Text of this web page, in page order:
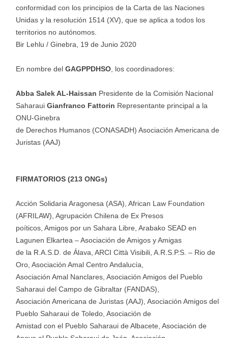
conformidad con los principios de la Carta de las Naciones
Unidas y la resolución 1514 (XV), que se aplica a todos los
territorios no autónomos.
Bir Lehlu / Ginebra, 19 de Junio 2020
En nombre del GAGPPDHSO , los coordinadores:
Abba Salek AL-Haissan Presidente de la Comisión Nacional
Saharaui Gianfranco Fattorin Representante principal a la
ONU-Ginebra
de Derechos Humanos (CONASADH) Asociación Americana de
Juristas (AAJ)
FIRMATORIOS (213 ONGs)
Acción Solidaria Aragonesa (ASA), African Law Foundation
(AFRILAW), Agrupación Chilena de Ex Presos
poíticos, Amigos por un Sahara Libre, Arabako SEAD en
Lagunen Elkartea – Asociación de Amigos y Amigas
de la R.A.S.D. de Álava, ARCI Città Visibili, A.R.S.P.S. – Rio de
Oro, Asociación Amal Centro Andalucía,
Asociación Amal Nanclares, Asociación Amigos del Pueblo
Saharaui del Campo de Gibraltar (FANDAS),
Asociación Americana de Juristas (AAJ), Asociación Amigos del
Pueblo Saharaui de Toledo, Asociación de
Amistad con el Pueblo Saharaui de Albacete, Asociación de